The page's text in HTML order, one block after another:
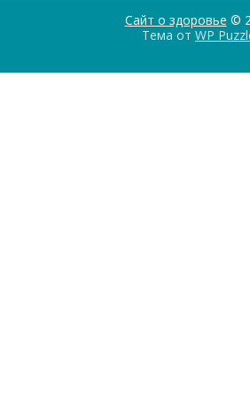
Сайт о здоровье ©
Тема от WP